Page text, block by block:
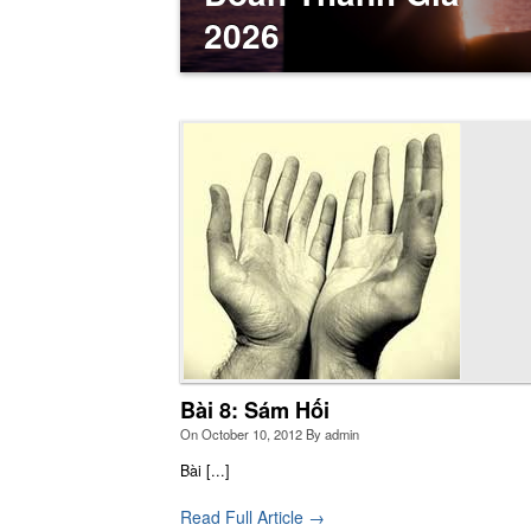
2026
Giới thiệu Nhà
Linh Thao
Bài 8: Sám Hối
OnOctober 10, 2012 Byadmin
Bài [...]
Read Full Article →